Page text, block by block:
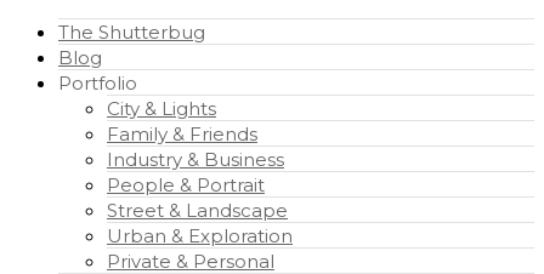
The Shutterbug
Blog
Portfolio
City & Lights
Family & Friends
Industry & Business
People & Portrait
Street & Landscape
Urban & Exploration
Private & Personal